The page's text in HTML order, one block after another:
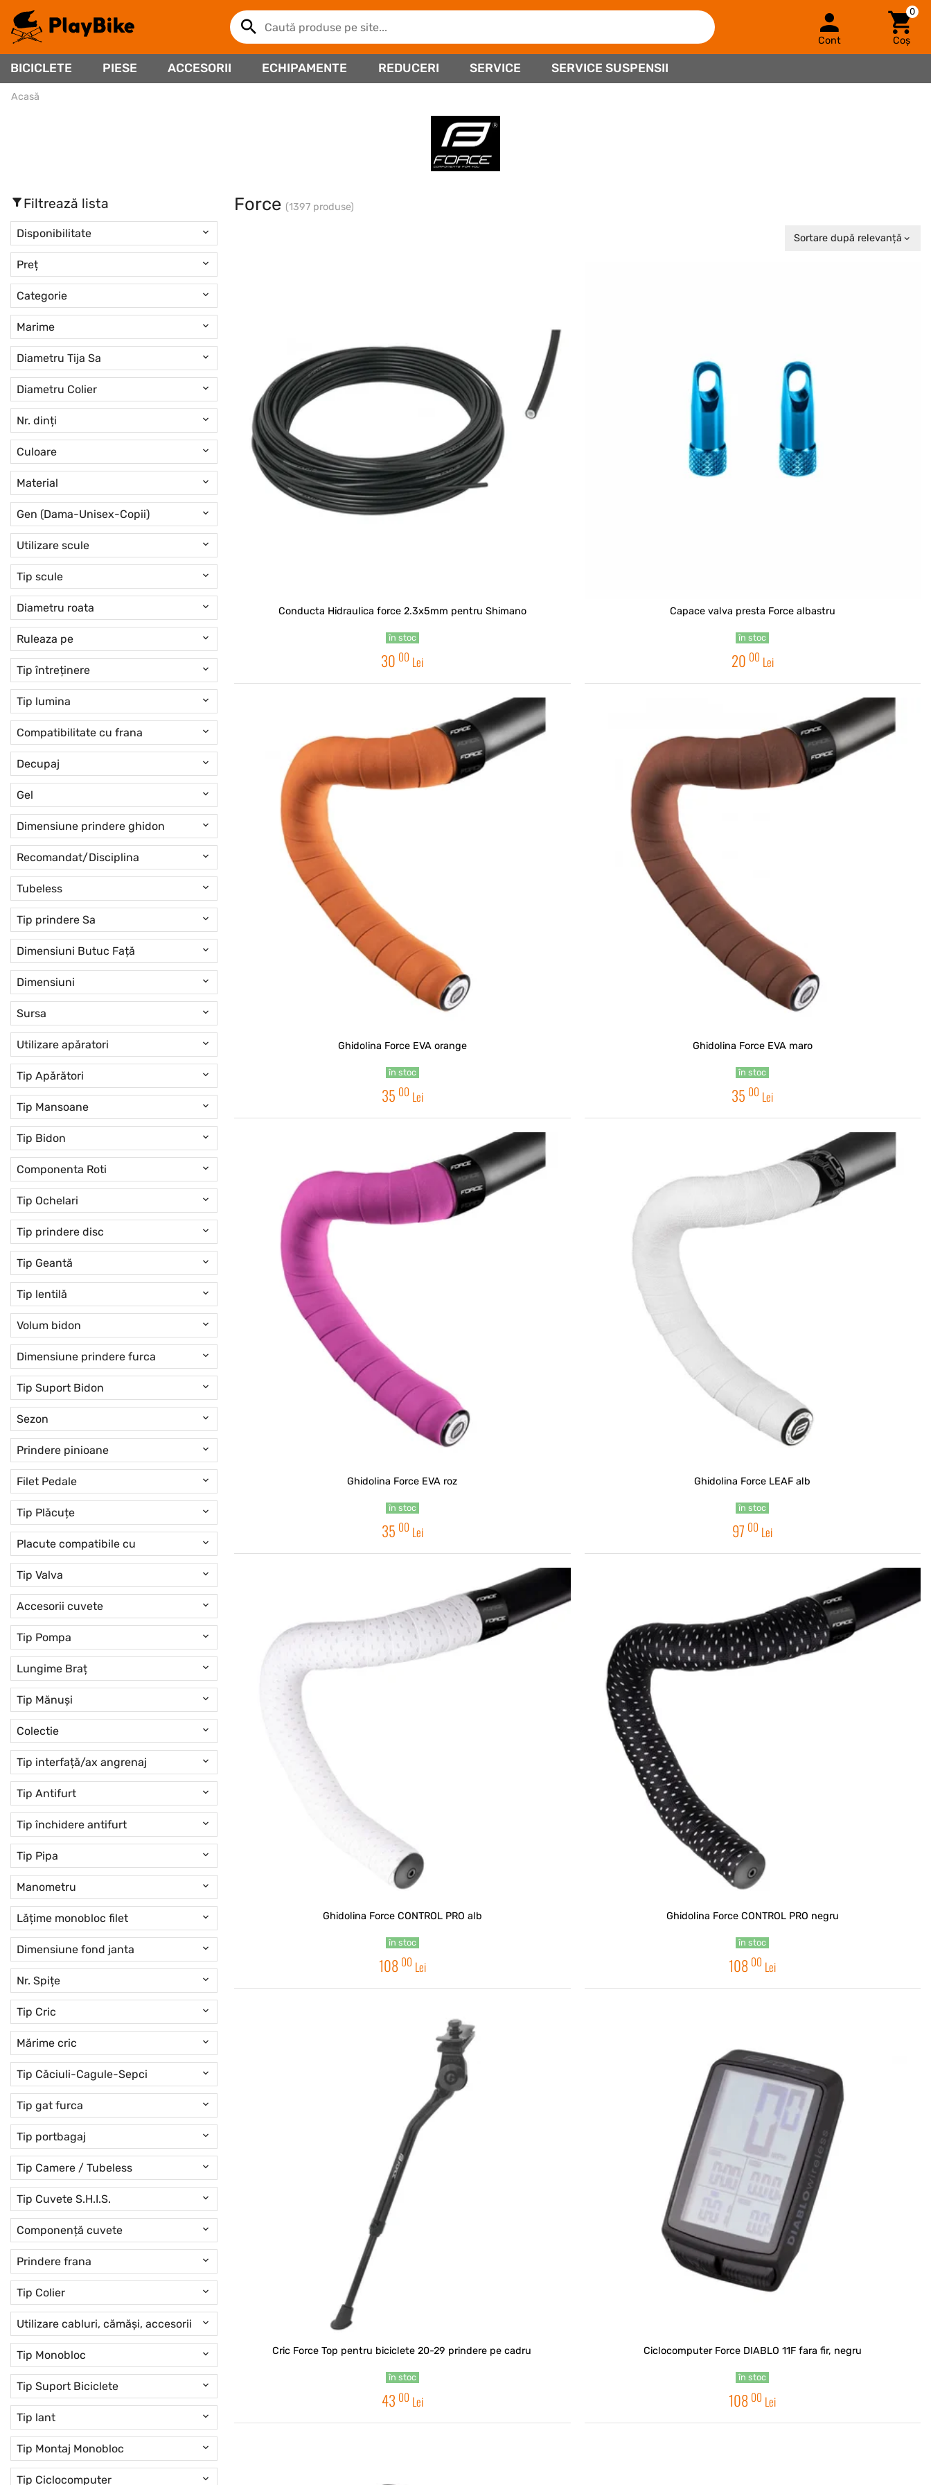
Cont Coș
0
BICICLETE PIESE ACCESORII ECHIPAMENTE REDUCERI SERVICE SERVICE SUSPENSII
Acasă
Filtrează lista
Disponibilitate
Preț
Categorie
Marime
Diametru Tija Sa
Diametru Colier
Nr. dinți
Culoare
Material
Gen (Dama-Unisex-Copii)
Utilizare scule
Tip scule
Diametru roata
Ruleaza pe
Tip întreținere
Tip lumina
Compatibilitate cu frana
Decupaj
Gel
Dimensiune prindere ghidon
Recomandat/Disciplina
Tubeless
Tip prindere Sa
Dimensiuni Butuc Față
Dimensiuni
Sursa
Utilizare apăratori
Tip Apărători
Tip Mansoane
Tip Bidon
Componenta Roti
Tip Ochelari
Tip prindere disc
Tip Geantă
Tip lentilă
Volum bidon
Dimensiune prindere furca
Tip Suport Bidon
Sezon
Prindere pinioane
Filet Pedale
Tip Plăcuțe
Placute compatibile cu
Tip Valva
Accesorii cuvete
Tip Pompa
Lungime Braț
Tip Mănuși
Colectie
Tip interfață/ax angrenaj
Tip Antifurt
Tip închidere antifurt
Tip Pipa
Manometru
Lățime monobloc filet
Dimensiune fond janta
Nr. Spițe
Tip Cric
Mărime cric
Tip Căciuli-Cagule-Sepci
Tip gat furca
Tip portbagaj
Tip Camere / Tubeless
Tip Cuvete S.H.I.S.
Componență cuvete
Prindere frana
Tip Colier
Utilizare cabluri, cămăși, accesorii
Tip Monobloc
Tip Suport Biciclete
Tip lant
Tip Montaj Monobloc
Tip Ciclocomputer
Force (1397 produse)
Sortare după relevanță
Conducta Hidraulica force 2.3x5mm pentru Shimano
în stoc
30 00 Lei
Capace valva presta Force albastru
în stoc
20 00 Lei
Ghidolina Force EVA orange
în stoc
35 00 Lei
Ghidolina Force EVA maro
în stoc
35 00 Lei
Ghidolina Force EVA roz
în stoc
35 00 Lei
Ghidolina Force LEAF alb
în stoc
97 00 Lei
Ghidolina Force CONTROL PRO alb
în stoc
108 00 Lei
Ghidolina Force CONTROL PRO negru
în stoc
108 00 Lei
Cric Force Top pentru biciclete 20-29 prindere pe cadru
în stoc
43 00 Lei
Ciclocomputer Force DIABLO 11F fara fir, negru
în stoc
108 00 Lei